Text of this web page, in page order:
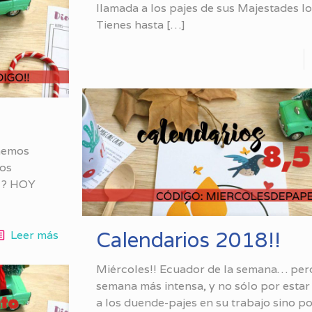
llamada a los pajes de sus Majestades
Tienes hasta […]
HOY
Leer más Calendarios 2018!!
Miércoles!! Ecuador de la semana…
semana más intensa, y no sólo por
a los duende-pajes en su trabajo sino